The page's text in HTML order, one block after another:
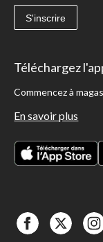
S'inscrire
Téléchargez
Commencez à
En savoir plus